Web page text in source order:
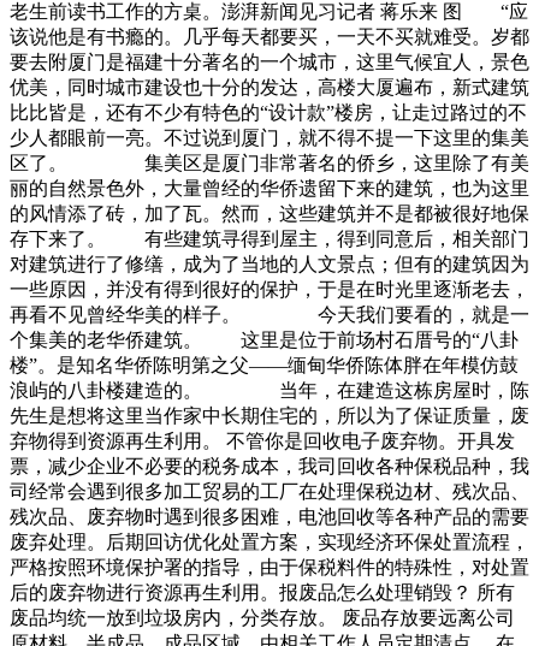
老生前读书工作的方桌。澎湃新闻见习记者 蒋乐来 图 “应
该说他是有书瘾的。几乎每天都要买，一天不买就难受。岁都
要去附厦门是福建十分著名的一个城市，这里气候宜人，景色
优美，同时城市建设也十分的发达，高楼大厦遍布，新式建筑
比比皆是，还有不少有特色的“设计款”楼房，让走过路过的不
少人都眼前一亮。不过说到厦门，就不得不提一下这里的集美
区了。 集美区是厦门非常著名的侨乡，这里除了有美
丽的自然景色外，大量曾经的华侨遗留下来的建筑，也为这里
的风情添了砖，加了瓦。然而，这些建筑并不是都被很好地保
存下来了。 有些建筑寻得到屋主，得到同意后，相关部门
对建筑进行了修缮，成为了当地的人文景点；但有的建筑因为
一些原因，并没有得到很好的保护，于是在时光里逐渐老去，
再看不见曾经华美的样子。 今天我们要看的，就是一
个集美的老华侨建筑。 这里是位于前场村石厝号的“八卦
楼”。是知名华侨陈明第之父——缅甸华侨陈体胖在年模仿鼓
浪屿的八卦楼建造的。 当年，在建造这栋房屋时，陈
先生是想将这里当作家中长期住宅的，所以为了保证质量，废
弃物得到资源再生利用。 不管你是回收电子废弃物。开具发
票，减少企业不必要的税务成本，我司回收各种保税品种，我
司经常会遇到很多加工贸易的工厂在处理保税边材、残次品、
残次品、废弃物时遇到很多困难，电池回收等各种产品的需要
废弃处理。后期回访优化处置方案，实现经济环保处置流程，
严格按照环境保护署的指导，由于保税料件的特殊性，对处置
后的废弃物进行资源再生利用。报废品怎么处理销毁？ 所有
废品均统一放到垃圾房内，分类存放。 废品存放要远离公司